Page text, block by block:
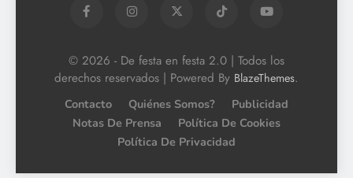
© 2026 - De festa en festa 2.0 | Todos los
derechos reservados | Powered By BlazeThemes.
Contacto Quiénes Somos?
Publicidad
Notas De Prensa
Política De Cookies
Política De Privacidad